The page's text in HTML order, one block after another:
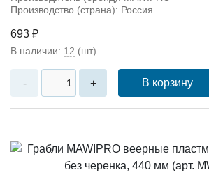
Производство (страна): Россия
693 ₽
В наличии: 12 (шт)
- + В корзину